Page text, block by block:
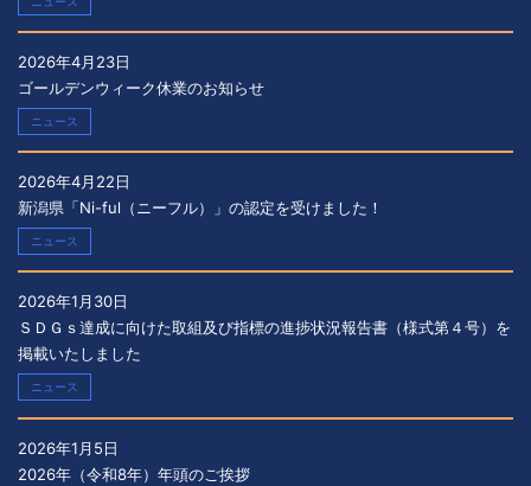
ゴールデンウィーク休業のお知らせ
2026年4月23日
ニュース
新潟県「Ni-ful（ニーフル）」の認定を受けました！
2026年4月22日
ニュース
ＳＤＧｓ達成に向けた取組及び指標の進捗状況報告書（様式第４号）を
掲載いたしました
2026年1月30日
ニュース
2026年（令和8年）年頭のご挨拶
2026年1月5日